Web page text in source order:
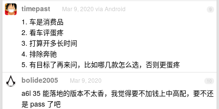
9
timepast Mar 9, 2020 via Android
1. 车是消费品
2. 看车评蛋疼
3. 打算开多长时间
4. 排除奔驰
5. 有目标了再来问，比如哪几款怎么选，否则更蛋疼
10
bolide2005 Mar 9, 2020
a6l 35 能落地的版本不太香，我觉得要不加钱上中高配，要不还
是 pass 了吧